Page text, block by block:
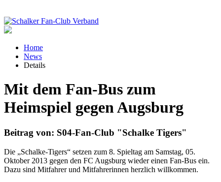
Home
News
Details
Mit dem Fan-Bus zum
Heimspiel gegen Augsburg
Beitrag von: S04-Fan-Club "Schalke Tigers"
Die „Schalke-Tigers“ setzen zum 8. Spieltag am Samstag, 05.
Oktober 2013 gegen den FC Augsburg wieder einen Fan-Bus ein.
Dazu sind Mitfahrer und Mitfahrerinnen herzlich willkommen.